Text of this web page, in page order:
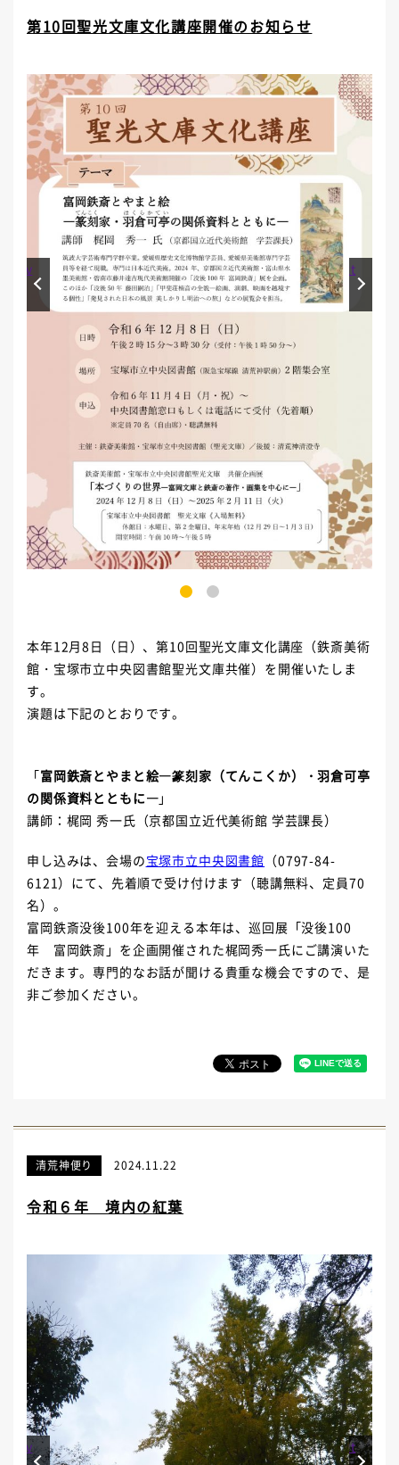
第10回聖光文庫文化講座開催のお知らせ
Prev Next
本年12月8日（日）、第10回聖光文庫文化講座（鉄斎美術
館・宝塚市立中央図書館聖光文庫共催）を開催いたしま
す。
演題は下記のとおりです。
「富岡鉄斎とやまと絵―篆刻家（てんこくか）・羽倉可亭
の関係資料とともに―」
講師：梶岡 秀一氏（京都国立近代美術館 学芸課長）
申し込みは、会場の宝塚市立中央図書館 （0797-84-
6121）にて、先着順で受け付けます（聴講無料、定員70
名）。
富岡鉄斎没後100年を迎える本年は、巡回展「没後100
年 富岡鉄斎」を企画開催された梶岡秀一氏にご講演いた
だきます。専門的なお話が聞ける貴重な機会ですので、是
非ご参加ください。
清荒神便り 2024.11.22
令和６年 境内の紅葉
Prev Next